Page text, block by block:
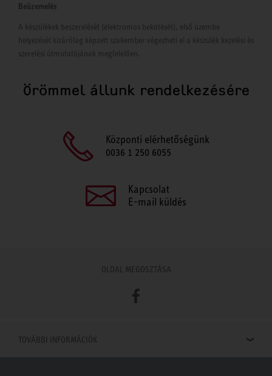
Beüzemelés
A készülékek beszerelését (elektromos bekötését), első üzembe
helyezését kizárólag képzett szakember végezheti el a készülék kezelési és
szerelési útmutatójának megfelelően.
Örömmel állunk rendelkezésére
Központi elérhetőségünk
0036 1 250 6055
Kapcsolat
E-mail küldés
OLDAL MEGOSZTÁSA
Facebook
TOVÁBBI INFORMÁCIÓK